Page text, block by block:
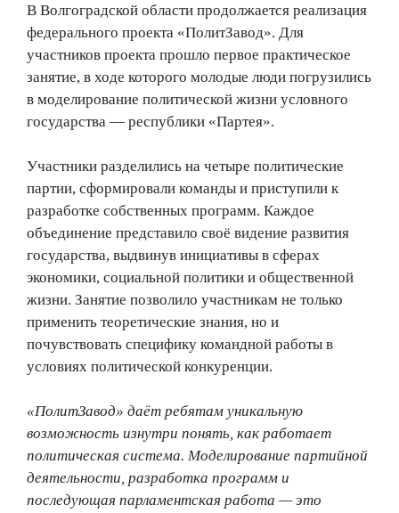
В Волгоградской области продолжается реализация
федерального проекта «ПолитЗавод». Для
участников проекта прошло первое практическое
занятие, в ходе которого молодые люди погрузились
в моделирование политической жизни условного
государства — республики «Партея».
Участники разделились на четыре политические
партии, сформировали команды и приступили к
разработке собственных программ. Каждое
объединение представило своё видение развития
государства, выдвинув инициативы в сферах
экономики, социальной политики и общественной
жизни. Занятие позволило участникам не только
применить теоретические знания, но и
почувствовать специфику командной работы в
условиях политической конкуренции.
«ПолитЗавод» даёт ребятам уникальную
возможность изнутри понять, как работает
политическая система. Моделирование партийной
деятельности, разработка программ и
последующая парламентская работа — это